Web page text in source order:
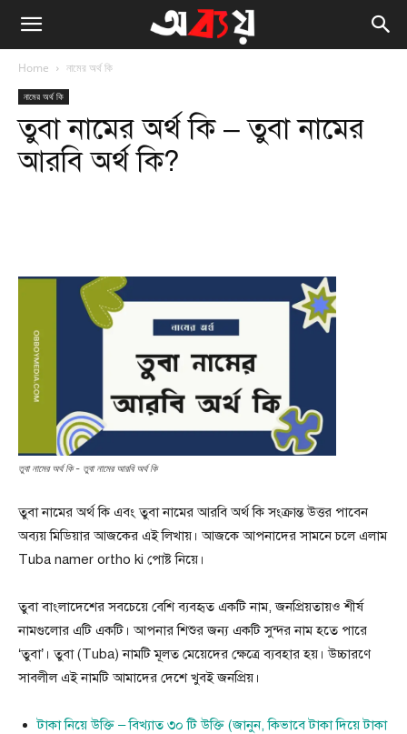
Home নামের অর্থ কি
নামের অর্থ কি
তুবা নামের অর্থ কি – তুবা নামের
আরবি অর্থ কি?
তুবা নামের অর্থ কি - তুবা নামের আরবি অর্থ কি
তুবা নামের অর্থ কি এবং তুবা নামের আরবি অর্থ কি সংক্রান্ত উত্তর পাবেন
অব্যয় মিডিয়ার আজকের এই লিখায়। আজকে আপনাদের সামনে চলে এলাম
Tuba namer ortho ki পোষ্ট নিয়ে।
তুবা বাংলাদেশের সবচেয়ে বেশি ব্যবহৃত একটি নাম, জনপ্রিয়তায়ও শীর্ষ
নামগুলোর এটি একটি। আপনার শিশুর জন্য একটি সুন্দর নাম হতে পারে
‘তুবা’। তুবা (Tuba) নামটি মূলত মেয়েদের ক্ষেত্রে ব্যবহার হয়। উচ্চারণে
সাবলীল এই নামটি আমাদের দেশে খুবই জনপ্রিয়।
টাকা নিয়ে উক্তি – বিখ্যাত ৩০ টি উক্তি (জানুন, কিভাবে টাকা দিয়ে টাকা